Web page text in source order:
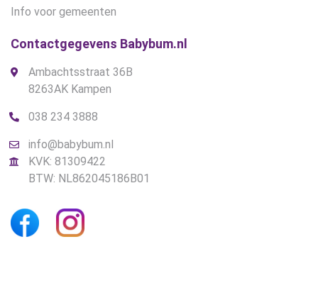
Info voor gemeenten
Contactgegevens Babybum.nl
Ambachtsstraat 36B
8263AK Kampen
038 234 3888
info@babybum.nl
KVK: 81309422
BTW: NL862045186B01